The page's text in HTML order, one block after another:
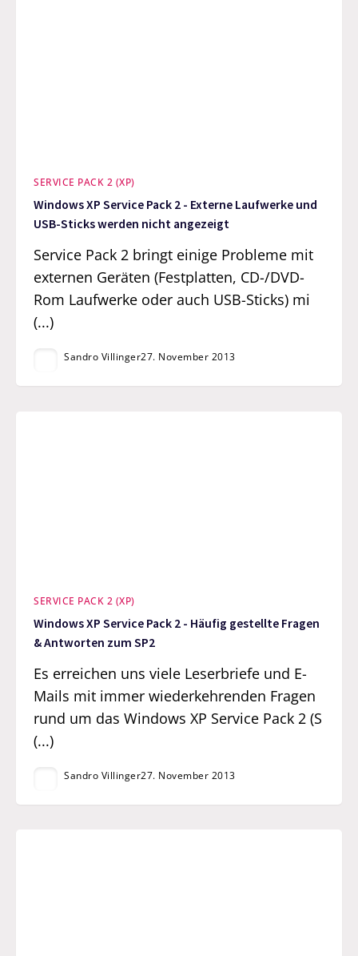
SERVICE PACK 2 (XP)
Windows XP Service Pack 2 - Externe Laufwerke und
USB-Sticks werden nicht angezeigt
Service Pack 2 bringt einige Probleme mit
externen Geräten (Festplatten, CD-/DVD-
Rom Laufwerke oder auch USB-Sticks) mi
(...)
Sandro Villinger27. November 2013
SERVICE PACK 2 (XP)
Windows XP Service Pack 2 - Häufig gestellte Fragen
& Antworten zum SP2
Es erreichen uns viele Leserbriefe und E-
Mails mit immer wiederkehrenden Fragen
rund um das Windows XP Service Pack 2 (S
(...)
Sandro Villinger27. November 2013